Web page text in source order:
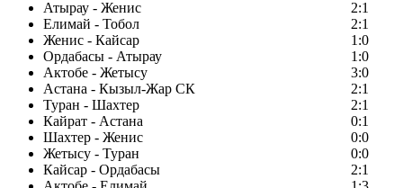
Атырау - Женис
2:1
Елимай - Тобол
2:1
Женис - Кайсар
1:0
Ордабасы - Атырау
1:0
Актобе - Жетысу
3:0
Астана - Кызыл-Жар СК
2:1
Туран - Шахтер
2:1
Кайрат - Астана
0:1
Шахтер - Женис
0:0
Жетысу - Туран
0:0
Кайсар - Ордабасы
2:1